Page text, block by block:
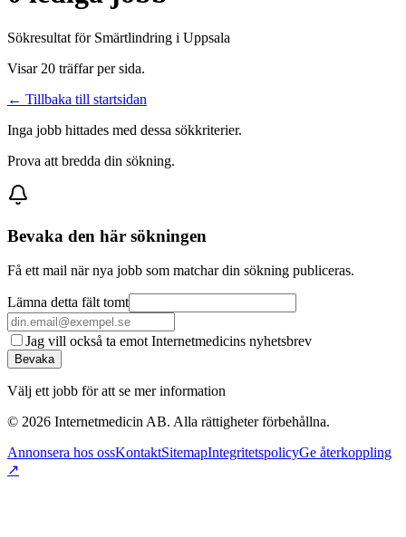
Sökresultat för Smärtlindring i Uppsala
Visar 20 träffar per sida.
← Tillbaka till startsidan
Inga jobb hittades med dessa sökkriterier.
Prova att bredda din sökning.
Bevaka den här sökningen
Få ett mail när nya jobb som matchar din sökning publiceras.
Lämna detta fält tomt
Jag vill också ta emot Internetmedicins nyhetsbrev
Bevaka
Välj ett jobb för att se mer information
© 2026 Internetmedicin AB. Alla rättigheter förbehållna.
Annonsera hos ossKontaktSitemapIntegritetspolicyGe återkoppling
↗